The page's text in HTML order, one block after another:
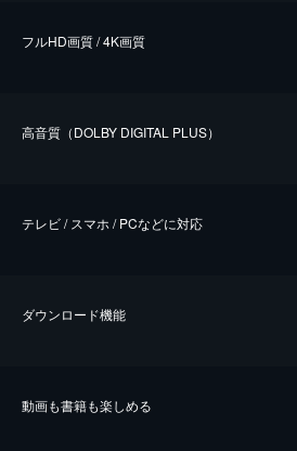
フルHD画質 / 4K画質
⾼⾳質（DOLBY DIGITAL PLUS）
テレビ / スマホ / PCなどに対応
ダウンロード機能
動画も書籍も楽しめる